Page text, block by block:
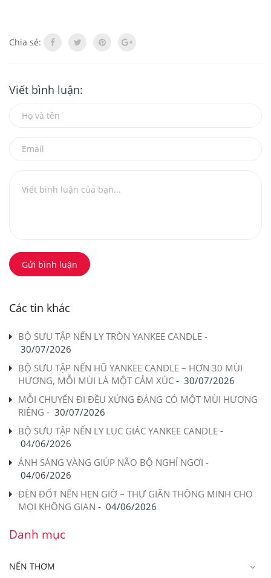
Chia sẻ:
Viết bình luận:
Gửi bình luận
Các tin khác
BỘ SƯU TẬP NẾN LY TRÒN YANKEE CANDLE -
30/07/2026
BỘ SƯU TẬP NẾN HŨ YANKEE CANDLE – HƠN 30 MÙI
HƯƠNG, MỖI MÙI LÀ MỘT CẢM XÚC - 30/07/2026
MỖI CHUYẾN ĐI ĐỀU XỨNG ĐÁNG CÓ MỘT MÙI HƯƠNG
RIÊNG - 30/07/2026
BỘ SƯU TẬP NẾN LY LỤC GIÁC YANKEE CANDLE -
04/06/2026
ÁNH SÁNG VÀNG GIÚP NÃO BỘ NGHỈ NGƠI -
04/06/2026
ĐÈN ĐỐT NẾN HẸN GIỜ – THƯ GIÃN THÔNG MINH CHO
MỌI KHÔNG GIAN - 04/06/2026
Danh mục
NẾN THƠM